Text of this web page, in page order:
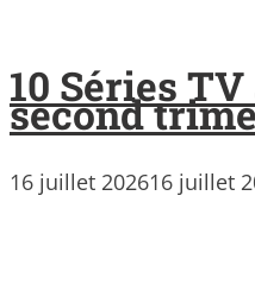
10 Séries
second
16 juillet 202616 juillet